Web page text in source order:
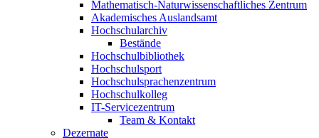
Mathematisch-Naturwissenschaftliches Zentrum
Akademisches Auslandsamt
Hochschularchiv
Bestände
Hochschulbibliothek
Hochschulsport
Hochschulsprachenzentrum
Hochschulkolleg
IT-Servicezentrum
Team & Kontakt
Dezernate